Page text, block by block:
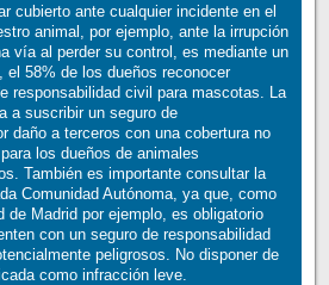
cubierto ante cualquier incidente en el
animal, por ejemplo, ante la irrupción
vía al perder su control, es mediante un
el 58% de los dueños reconocer
responsabilidad civil para mascotas. La
a suscribir un seguro de
daño a terceros con una cobertura no
los dueños de animales
También es importante consultar la
Comunidad Autónoma, ya que, como
de Madrid por ejemplo, es obligatorio
con un seguro de responsabilidad
peligrosos. No disponer de
como infracción leve.